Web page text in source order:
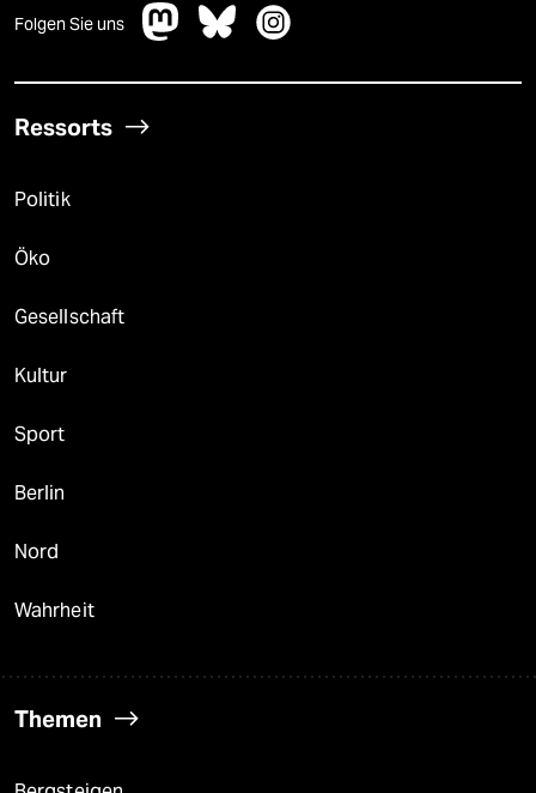
Folgen Sie uns
Ressorts
Politik
Öko
Gesellschaft
Kultur
Sport
Berlin
Nord
Wahrheit
Themen